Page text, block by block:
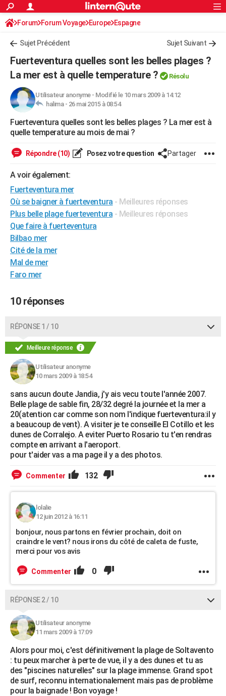
ACTUALITÉS
Politique
Société
Faits Divers
Education
Monde
Villes
+
Programme TV
TNTStreaming
Cinéma
Sorties cinéma
Musique
+FINANCE
Retraite
Impôts
Epargne
Immobilier
Risques naturels par ville
Banque
Assurance
Crédit
AUTO
Essais
Réserver un essai
Citadines
Berlines
SUV
Forum auto
HIGH-TECH
Mobiles
Meilleur smartphone
Internet
Ordinateurs
Jeux vidéo
Guide high-tech
+BRICOLAGE
Forum
Aménagement intérieur
Extérieur
Cuisine
Salle de bains
Jardinage
Rangement
WEEK-END
Guides de France
Escapades
Patrimoine
Expositions
Musées
Week-end nature
+LIFESTYLE
Art de vivre
Bien-être
Loisirs
Mode
Modes de vie
SANTE
Alimentation
Guide de la santé
Maladies
Médicaments
Sommeil
VOYAGE
Destinations
City break
Voyage nature
Voyage de noces
Forum
Climat
+PHOTO
GUIDES D'ACHAT
BONS PLANS
CARTE DE VOEUX
DICTIONNAIRE
PROGRAMME TV
COPAINS D'AVANT
S'inscrire
Se connecter
Lycées
Collèges
Primaires
Universités
Entreprises
Service militaire
Avis de recherche
AVIS DE DÉCÈS
FORUM
Bricolage
Lifestyle
Culture
Sport
Auto
Television
Voyage
Cinema
S'inscrire
Connexion
Forum Forum Voyage Europe Espagne
Sujet Précédent Sujet Suivant
Fuerteventura quelles sont les belles plages ?
La mer est à quelle temperature ?
Résolu
Utilisateur anonyme- Modifié le 10 mars 2009 à 14:12
halima - 26 mai 2015 à 08:54
Fuerteventura quelles sont les belles plages ? La mer est à
quelle temperature au mois de mai ?
Répondre (10) Posez votre question Partager
A voir également:
Fuerteventura mer
Où se baigner à fuerteventura - Meilleures réponses
Plus belle plage fuerteventura - Meilleures réponses
Que faire à fuerteventura
Bilbao mer
Cité de la mer
Mal de mer
Faro mer
10 réponses
RÉPONSE 1 / 10
Meilleure réponse
Utilisateur anonyme
10 mars 2009 à 18:54
sans aucun doute Jandia, j'y ais vecu toute l'année 2007.
Belle plage de sable fin, 28/32 degré la journée et la mer a
20(atention car comme son nom l'indique fuerteventura:il y
a beaucoup de vent). A visiter je te conseille El Cotillo et les
dunes de Corralejo. A eviter Puerto Rosario tu t'en rendras
compte en arrivant a l'aeroport.
pour t'aider vas a ma page il y a des photos.
Commenter 132
lolalie
12 juin 2012 à 16:11
bonjour, nous partons en février prochain, doit on
craindre le vent? nous irons du côté de caleta de fuste,
merci pour vos avis
Commenter 0
RÉPONSE 2 / 10
Utilisateur anonyme
11 mars 2009 à 17:09
Alors pour moi, c'est définitivement la plage de Soltavento
: tu peux marcher à perte de vue, il y a des dunes et tu as
des "piscines naturelles" sur la plage immense. Grand spot
de surf, reconnu internationalement mais pas de problème
pour la baignade ! Bon voyage !